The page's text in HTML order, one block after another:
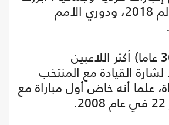
الفوز بكأس العالم 2018، ودوري الأمم
ويعد لوريس (36 عاما) أكثر اللاعبين
القيادة مع المنتخب
121 مباراة، علما أنه خاض أول مباراة مع